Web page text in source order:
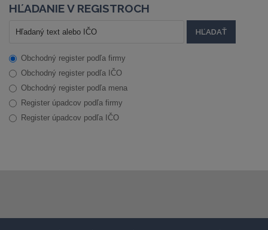
HĽADANIE V REGISTROCH
Obchodný register podľa firmy
Obchodný register podľa IČO
Obchodný register podľa mena
Register úpadcov podľa firmy
Register úpadcov podľa IČO